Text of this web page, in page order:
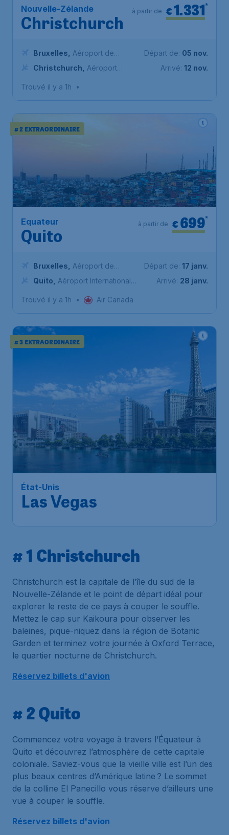
Nouvelle-Zélande
Christchurch
€1.331*
à partir de
Bruxelles
Aéroport de
Bruxelles-National
Christchurch
Aéroport
Départ de: 05 nov.
Arrivé: 12 nov.
Trouvé il y a 1h •
# 2 EXTRAORDINAIRE
Equateur
Quito
€ 699*
à partir de
Bruxelles
Aéroport de
Bruxelles-National
Quito
Aéroport International
Départ de: 17 janv.
Arrivé: 28 janv.
Trouvé il y a 1h • Air Canada
# 3 EXTRAORDINAIRE
État-Unis
Las Vegas
€604*
à partir de
Bruxelles-National
Las Vegas
International Harry Reid
Trouvé il y a 1h •
# 1 Christchurch
Christchurch est la capitale de l’île du sud de la
Nouvelle-Zélande et le point de départ idéal pour
explorer le reste de ce pays à couper le souffle.
Mettez le cap sur Kaikoura pour observer les
baleines, pique-niquez dans la région de Botanic
Garden et terminez votre journée à Oxford Terrace,
le quartier nocturne de Christchurch.
Réservez billets d'avion
# 2 Quito
Commencez votre voyage à travers l’Équateur à
Quito et découvrez l’atmosphère de cette capitale
coloniale. Saviez-vous que la vieille ville est l’un des
plus beaux centres d’Amérique latine ? Le sommet
de la colline El Panecillo vous réserve d’ailleurs une
vue à couper le souffle.
Réservez billets d'avion